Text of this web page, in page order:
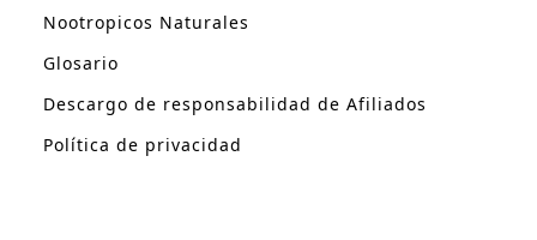
Nootropicos Naturales
Glosario
Descargo de responsabilidad de Afiliados
Política de privacidad